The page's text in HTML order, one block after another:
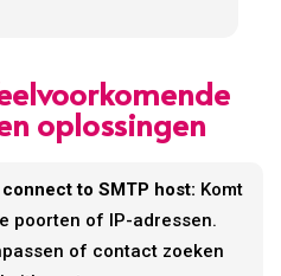
oplossingen
to SMTP host: Komt
poorten of IP-adressen.
of contact zoeken